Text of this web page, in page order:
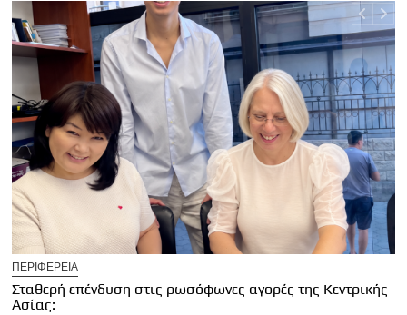
ΠΕΡΙΦΕΡΕΙΑ
Σταθερή επένδυση στις ρωσόφωνες αγορές της Κεντρικής
Ασίας: